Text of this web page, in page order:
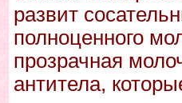
развит
полноценного
прозрачная
антитела,